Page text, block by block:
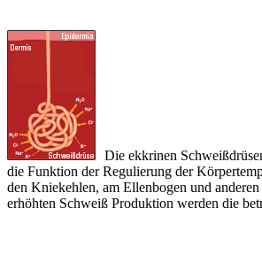
Die ekkrinen
die Funktion der Regulierung der
den Kniekehlen, am Ellenbogen und
erhöhten Schweiß Produktion werden die